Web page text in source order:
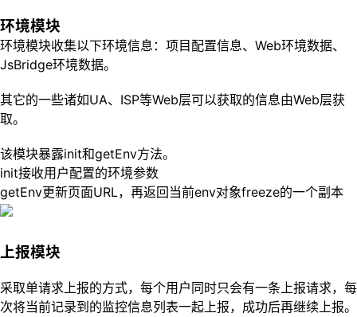
环境模块
环境模块收集以下环境信息：项目配置信息、Web环境数据、
JsBridge环境数据。
其它的一些诸如UA、ISP等Web层可以获取的信息由Web层获
取。
该模块暴露init和getEnv方法。
init接收用户配置的环境参数
getEnv更新页面URL，再返回当前env对象freeze的一个副本
上报模块
采取单请求上报的方式，每个用户同时只会有一条上报请求，每
次将当前记录到的监控信息列表一起上报，成功后再继续上报。